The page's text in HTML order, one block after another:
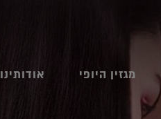
מגזין היופי אודותינו